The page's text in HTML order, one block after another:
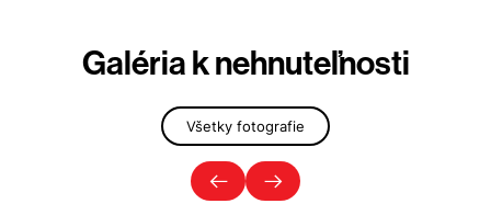
Galéria k nehnuteľnosti
Všetky fotografie